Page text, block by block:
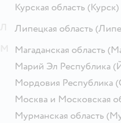
Курская область (Курск)
Липецкая область
Магаданская область
Марий Эл Республика
Мордовия Республика
Москва и Московская
Мурманская область